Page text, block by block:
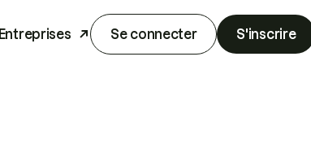
Entreprises Se connecter S'inscrire